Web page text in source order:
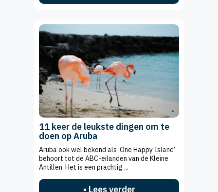
11 keer de leukste dingen om te
doen op Aruba
Aruba ook wel bekend als ‘One Happy Island’
behoort tot de ABC-eilanden van de Kleine
Antillen. Het is een prachtig ...
• Lees verder